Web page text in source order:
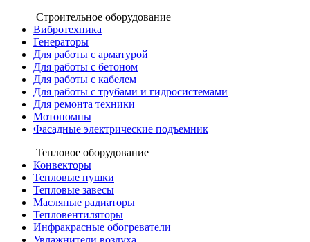
Строительное оборудование
Вибротехника
Генераторы
Для работы с арматурой
Для работы с бетоном
Для работы с кабелем
Для работы с трубами и гидросистемами
Для ремонта техники
Мотопомпы
Фасадные электрические подъемник
Тепловое оборудование
Конвекторы
Тепловые пушки
Тепловые завесы
Масляные радиаторы
Тепловентиляторы
Инфракрасные обогреватели
Увлажнители воздуха